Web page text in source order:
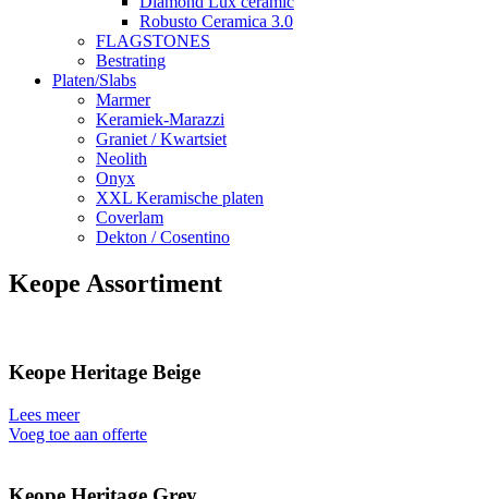
Robusto Ceramica 3.0
FLAGSTONES
Bestrating
Platen/Slabs
Marmer
Keramiek-Marazzi
Graniet / Kwartsiet
Neolith
Onyx
XXL Keramische platen
Coverlam
Dekton / Cosentino
Keope Assortiment
Keope Heritage Beige
Lees meer
Voeg toe aan offerte